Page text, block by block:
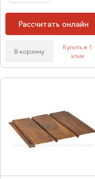
Рассчитать онлайн
В корзину
Купить в 1
клик